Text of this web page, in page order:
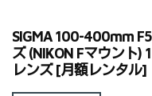
SIGMA 100-400mm
ズ (NIKON Fマウント)
レンズ [月額レンタル]